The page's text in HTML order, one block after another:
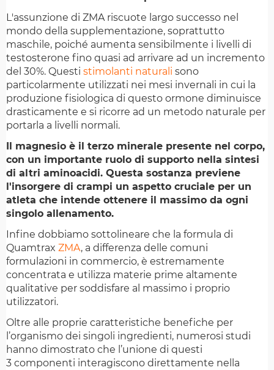
L'assunzione di ZMA riscuote largo successo nel
mondo della supplementazione, soprattutto
maschile, poiché aumenta sensibilmente i livelli di
testosterone fino quasi ad arrivare ad un incremento
del 30%. Questi stimolanti naturali sono
particolarmente utilizzati nei mesi invernali in cui la
produzione fisiologica di questo ormone diminuisce
drasticamente e si ricorre ad un metodo naturale per
portarla a livelli normali.
Il magnesio è il terzo minerale presente nel corpo,
con un importante ruolo di supporto nella sintesi
di altri aminoacidi. Questa sostanza previene
l'insorgere di crampi un aspetto cruciale per un
atleta che intende ottenere il massimo da ogni
singolo allenamento.
Infine dobbiamo sottolineare che la formula di
Quamtrax ZMA, a differenza delle comuni
formulazioni in commercio, è estremamente
concentrata e utilizza materie prime altamente
qualitative per soddisfare al massimo i proprio
utilizzatori.
Oltre alle proprie caratteristiche benefiche per
l’organismo dei singoli ingredienti, numerosi studi
hanno dimostrato che l’unione di questi
3 componenti interagiscono direttamente nella